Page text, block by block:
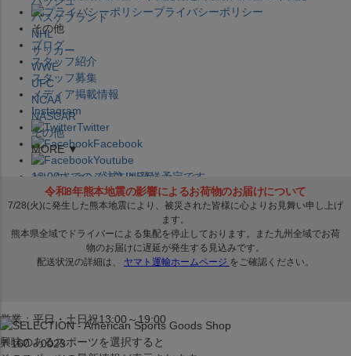
プライバシーポリシー
その他
ブログ
スタッフ紹介
スタッフ募集
メディア掲載情報
Instagram
Twitter
Facebook
Youtube
セレクション公式LINE@
営業：平日・土日祝13:00～19:00
〒160－0023
バスケブランド
NHL
サッカー
WWE
UFC
NCAA
NASCAR
その他
MORE ▼
12:00までのご注文は発送予定です。
在庫品は 1-3営業日内で発送!! ※お取寄せ商品は対象外
興味のあるスポーツを選択すると